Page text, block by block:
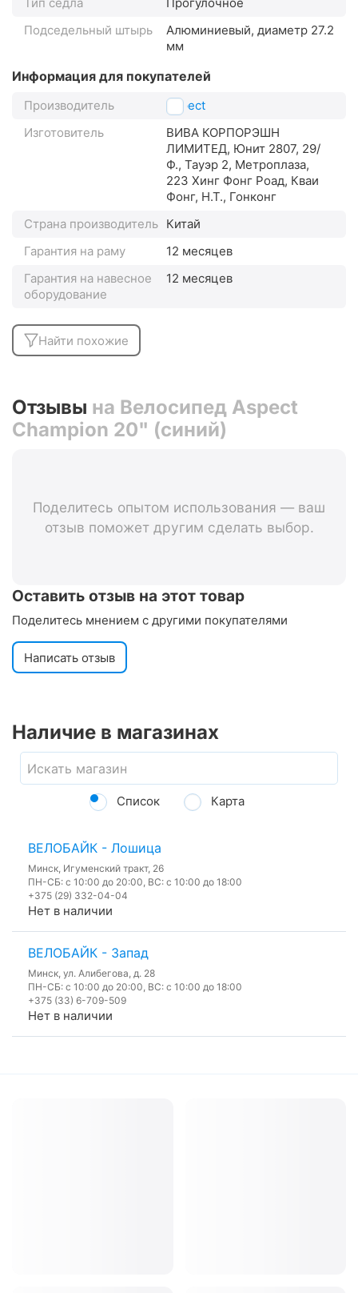
Тип седла
Прогулочное
Подседельный штырь
Алюминиевый, диаметр 27.2
мм
Информация для покупателей
Производитель
Aspect
Изготовитель
ВИВА КОРПОРЭШН
ЛИМИТЕД, Юнит 2807, 29/
Ф., Тауэр 2, Метроплаза,
223 Хинг Фонг Роад, Кваи
Фонг, Н.Т., Гонконг
Страна производитель Китай
Гарантия на раму
12 месяцев
Гарантия на навесное
оборудование
12 месяцев
Найти похожие
Отзывы на Велосипед Aspect
Champion 20" (синий)
Поделитесь опытом использования — ваш
отзыв поможет другим сделать выбор.
Оставить отзыв на этот товар
Поделитесь мнением с другими покупателями
Написать отзыв
Наличие в магазинах
Список Карта
ВЕЛОБАЙК - Лошица
Минск, Игуменский тракт, 26
ПН-СБ: с 10:00 до 20:00, ВС: с 10:00 до 18:00
+375 (29) 332-04-04
Нет в наличии
ВЕЛОБАЙК - Запад
Минск, ул. Алибегова, д. 28
ПН-СБ: с 10:00 до 20:00, ВС: с 10:00 до 18:00
+375 (33) 6-709-509
Нет в наличии